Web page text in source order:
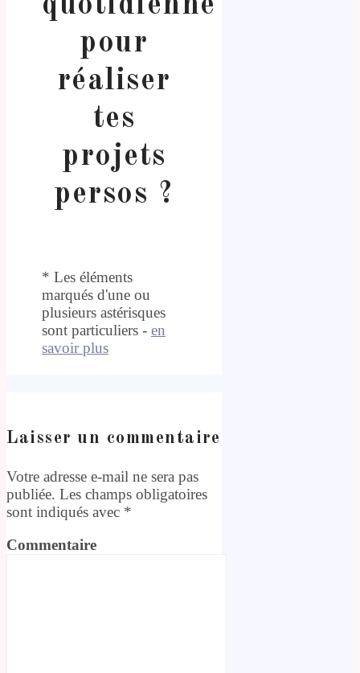
pour
réaliser
tes
projets
persos ?
* Les éléments
marqués d'une ou
plusieurs astérisques
sont particuliers - en
savoir plus
Laisser un commentaire
Votre adresse e-mail ne sera pas
publiée. Les champs obligatoires
sont indiqués avec *
Commentaire